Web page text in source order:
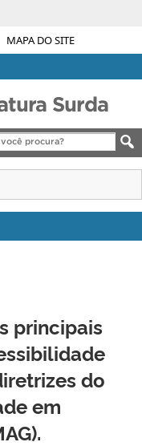
MAPA DO SITE
Surda
principais
do
em